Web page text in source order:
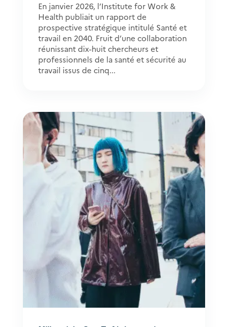
En janvier 2026, l’Institute for Work &
Health publiait un rapport de
prospective stratégique intitulé Santé et
travail en 2040. Fruit d’une collaboration
réunissant dix-huit chercheurs et
professionnels de la santé et sécurité au
travail issus de cinq...